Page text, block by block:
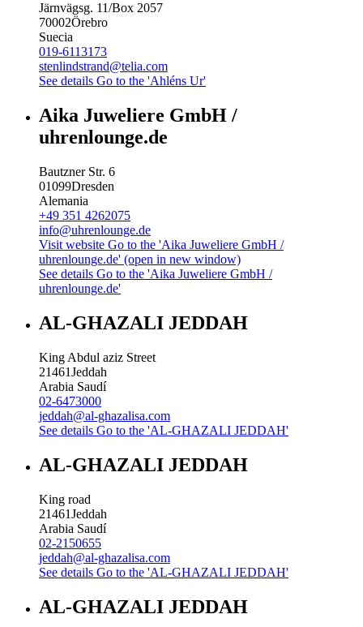
Järnvägsg. 11/Box 2057
70002Örebro
Suecia
019-6113173
stenlindstrand@telia.com
See details Go to the 'Ahléns Ur'
Aika Juweliere GmbH /
uhrenlounge.de
Bautzner Str. 6
01099Dresden
Alemania
+49 351 4262075
info@uhrenlounge.de
Visit website Go to the 'Aika Juweliere GmbH /
uhrenlounge.de' (open in new window)
See details Go to the 'Aika Juweliere GmbH /
uhrenlounge.de'
AL-GHAZALI JEDDAH
King Abdul aziz Street
21461Jeddah
Arabia Saudí
02-6473000
jeddah@al-ghazalisa.com
See details Go to the 'AL-GHAZALI JEDDAH'
AL-GHAZALI JEDDAH
King road
21461Jeddah
Arabia Saudí
02-2150655
jeddah@al-ghazalisa.com
See details Go to the 'AL-GHAZALI JEDDAH'
AL-GHAZALI JEDDAH